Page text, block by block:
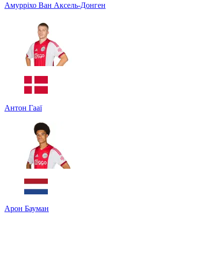
Амурріхо Ван Аксель-Донген
Антон Гааї
Арон Бауман